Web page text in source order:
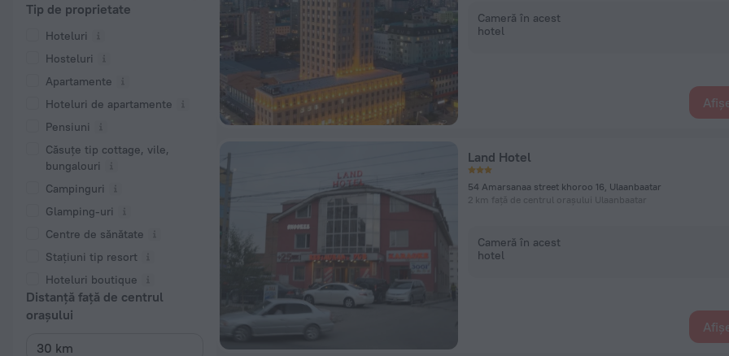
Tip de proprietate
Hoteluri
Hosteluri
Apartamente
Hoteluri de apartamente
Pensiuni
Căsuțe tip cottage, vile,
bungalouri
Campinguri
Glamping-uri
Centre de sănătate
Stațiuni tip resort
Hoteluri boutique
Distanță față de centrul
orașului
Cameră în acest
hotel
Land Hotel
54 Amarsanaa street khoroo 16, Ulaanbaatar
2 km față de centrul orașului Ulaanbaatar
Cameră în acest
hotel